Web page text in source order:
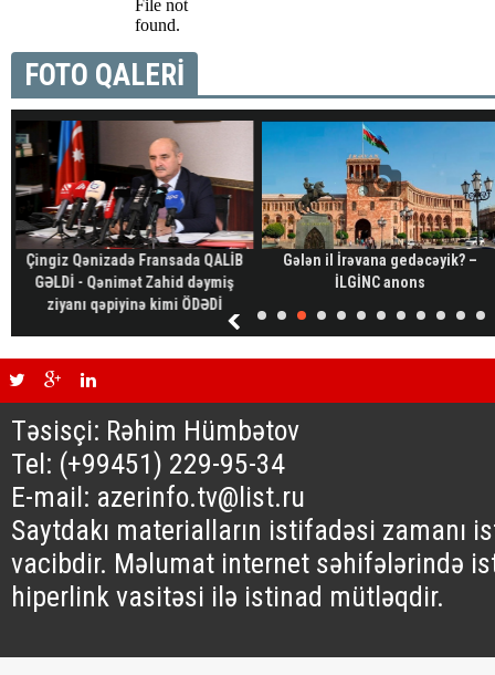
FOTO QALERİ
Çingiz Qənizadə Fransada QALİB
GƏLDİ - Qənimət Zahid dəymiş
ziyanı qəpiyinə kimi ÖDƏDİ
Gələn il İrəvana gedəcəyik? –
İLGİNC anons
Təsisçi: Rəhim Hümbətov
Tel: (+99451) 229-95-34
E-mail: azerinfo.tv@list.ru
Saytdakı materialların istifadəsi zamanı
vacibdir. Məlumat internet səhifələrində
hiperlink vasitəsi ilə istinad mütləqdir.